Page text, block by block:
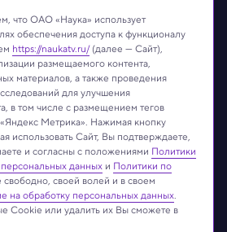
что ОАО «Наука» использует
обеспечения доступа к функционалу
https://naukatv.ru/(далее — Сайт),
размещаемого контента,
материалов, а также проведения
для улучшения
в том числе с размещением тегов
Метрика». Нажимая кнопку
использовать Сайт, Вы подтверждаете,
и согласны с положениями Политики
данных и Политики по
свободно, своей волей и в своем
на обработку персональных данных.
Cookie или удалить их Вы сможете в